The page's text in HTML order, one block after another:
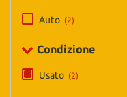
Auto (2)
Condizione
Usato (2)
per
le